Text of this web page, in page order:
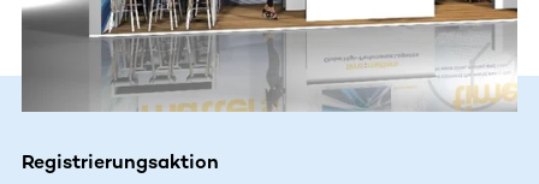
Registrierungsaktion